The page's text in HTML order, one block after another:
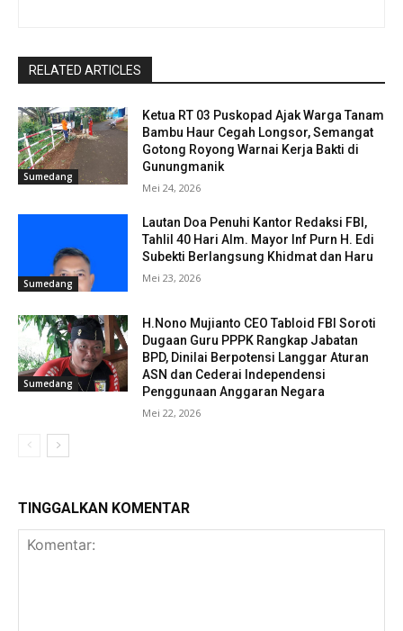
RELATED ARTICLES
Sumedang
Ketua RT 03 Puskopad Ajak Warga Tanam
Bambu Haur Cegah Longsor, Semangat
Gotong Royong Warnai Kerja Bakti di
Gunungmanik
Mei 24, 2026
Sumedang
Lautan Doa Penuhi Kantor Redaksi FBI,
Tahlil 40 Hari Alm. Mayor Inf Purn H. Edi
Subekti Berlangsung Khidmat dan Haru
Mei 23, 2026
Sumedang
H.Nono Mujianto CEO Tabloid FBI Soroti
Dugaan Guru PPPK Rangkap Jabatan
BPD, Dinilai Berpotensi Langgar Aturan
ASN dan Cederai Independensi
Penggunaan Anggaran Negara
Mei 22, 2026
TINGGALKAN KOMENTAR